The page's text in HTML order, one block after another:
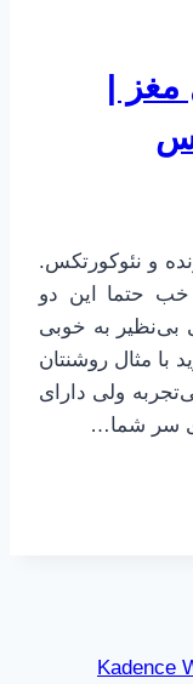
مغز |
و نئوکورتکس.
خب حتما این دو
بی‌نظیر به خوبی
با مثال روشنتان
ولی دارای
سر شما…
Kadence